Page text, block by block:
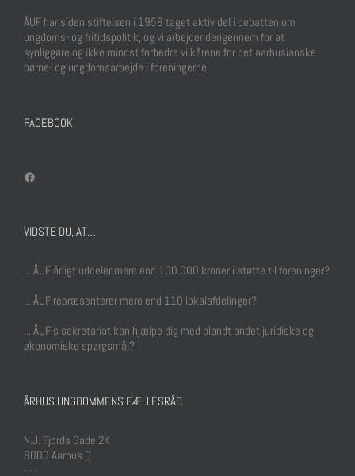
ÅUF har siden stiftelsen i 1958 taget aktiv del i debatten om
ungdoms- og fritidspolitik, og vi arbejder derigennem for at
synliggøre og ikke mindst forbedre vilkårene for det aarhusianske
børne- og ungdomsarbejde i foreningerne.
FACEBOOK
VIDSTE DU, AT…
... ÅUF årligt uddeler mere end 100.000 kroner i støtte til foreninger?
... ÅUF repræsenterer mere end 110 lokalafdelinger?
... ÅUF's sekretariat kan hjælpe dig med blandt andet juridiske og
økonomiske spørgsmål?
ÅRHUS UNGDOMMENS FÆLLESRÅD
N.J. Fjords Gade 2K
8000 Aarhus C
- - -